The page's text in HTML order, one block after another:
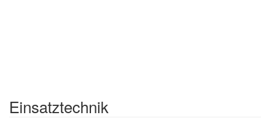
Einsatztechnik